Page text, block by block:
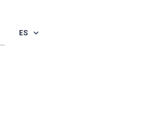
ES